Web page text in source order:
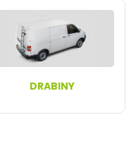
DRABINY